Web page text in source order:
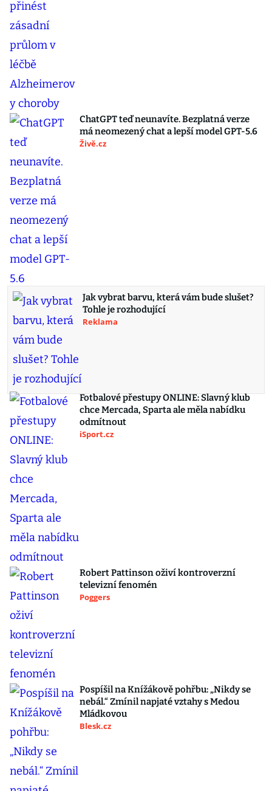
ChatGPT teď neunavíte. Bezplatná verze
má neomezený chat a lepší model GPT-5.6
Živě.cz
Jak vybrat barvu, která vám bude slušet?
Tohle je rozhodující
Reklama
Fotbalové přestupy ONLINE: Slavný klub
chce Mercada, Sparta ale měla nabídku
odmítnout
iSport.cz
Robert Pattinson oživí kontroverzní
televizní fenomén
Poggers
Pospíšil na Knížákově pohřbu: „Nikdy se
nebál.“ Zmínil napjaté vztahy s Medou
Mládkovou
Blesk.cz